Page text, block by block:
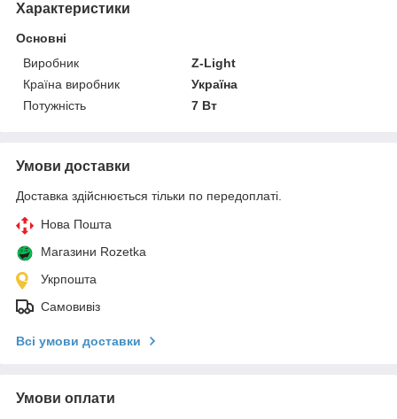
Характеристики
Основні
Виробник
Z-Light
Країна виробник
Україна
Потужність
7 Вт
Умови доставки
Доставка здійснюється тільки по передоплаті.
Нова Пошта
Магазини Rozetka
Укрпошта
Самовивіз
Всі умови доставки
Умови оплати